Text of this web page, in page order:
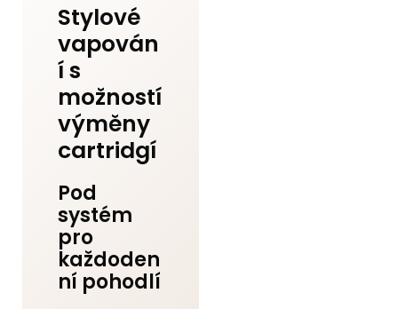
Stylové
vapován
í s
možností
výměny
cartridgí
Pod
systém
pro
každoden
ní pohodlí